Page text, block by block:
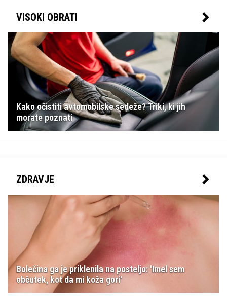
VISOKI OBRATI
Kako očistiti avtomobilske sedeže? Triki, ki jih
morate poznati
ZDRAVJE
Bolečina ga je priklenila na posteljo: 'Imel sem
občutek, kot da mi koža gori'